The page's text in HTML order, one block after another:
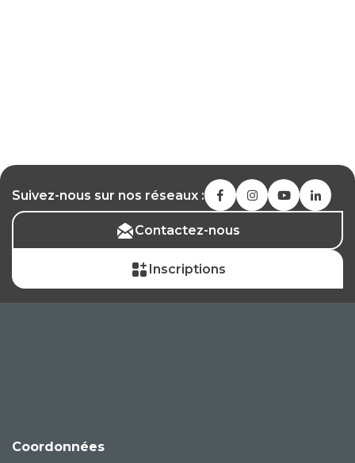
Suivez-nous sur nos réseaux :
Contactez-nous
Inscriptions
Coordonnées